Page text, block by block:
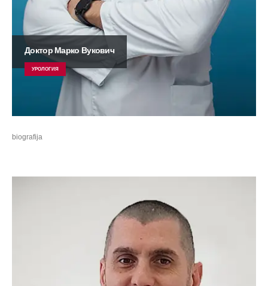
Доктор Марко Вукович
УРОЛОГИЯ
biografija